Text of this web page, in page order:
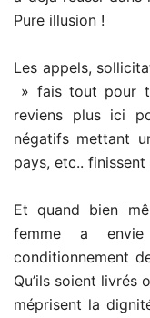
Pure illusion !
Les appels,
» fais tout pour
reviens plus ici
négatifs mettant
pays, etc..
Et quand bien
femme a
conditionnement
Qu’ils soient livrés
méprisent la